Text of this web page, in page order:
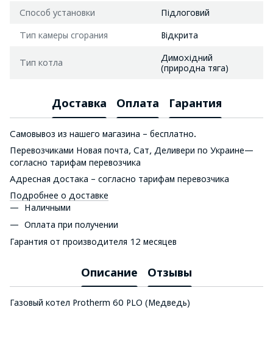
Способ установки Підлоговий
Тип камеры сгорания Відкрита
Тип котла
Димохідний
(природна тяга)
Доставка Оплата Гарантия
Самовывоз из нашего магазина – бесплатно.
Перевозчиками Новая почта, Сат, Деливери по Украине—
согласно тарифам перевозчика
Адресная достака – согласно тарифам перевозчика
Подробнее о доставке
Наличными
Оплата при получении
Гарантия от производителя 12 месяцев
Описание Отзывы
Газовый котел Protherm 60 PLO (Медведь)